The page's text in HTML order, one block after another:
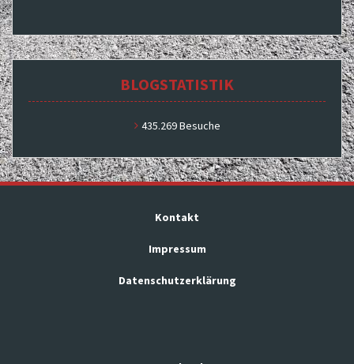
BLOGSTATISTIK
435.269 Besuche
Kontakt
Impressum
Datenschutzerklärung